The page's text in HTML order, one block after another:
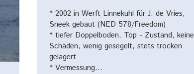
* 2002 in Werft Linnekuhl für J. de Vries,
Sneek gebaut (NED 578/Freedom)
* tiefer Doppelboden, Top - Zustand, keine
Schäden, wenig gesegelt, stets trocken
gelagert
* Vermessung…